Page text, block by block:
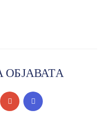
ОБЈАВАТА